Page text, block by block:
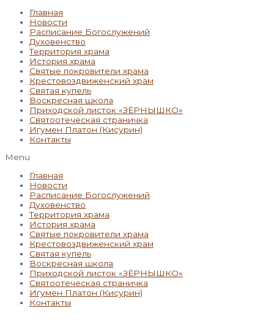
Главная
Новости
Расписание Богослужений
Духовенство
Территория храма
История храма
Святые покровители храма
Крестовоздвиженский храм
Святая купель
Воскресная школа
Приходской листок «ЗЁРНЫШКО»
Святоотеческая страничка
Игумен Платон (Кисурин)
Контакты
Menu
Главная
Новости
Расписание Богослужений
Духовенство
Территория храма
История храма
Святые покровители храма
Крестовоздвиженский храм
Святая купель
Воскресная школа
Приходской листок «ЗЁРНЫШКО»
Святоотеческая страничка
Игумен Платон (Кисурин)
Контакты